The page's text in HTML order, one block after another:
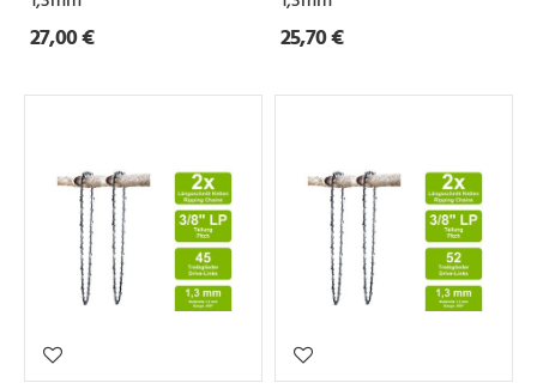
27,00 € 25,70 €